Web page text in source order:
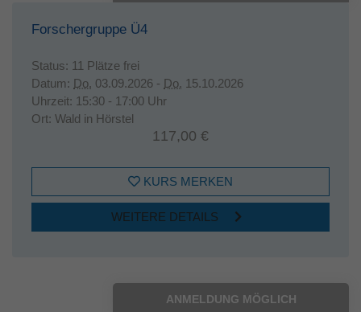
Forschergruppe Ü4
Status: 11 Plätze frei
Datum: Do. 03.09.2026 - Do. 15.10.2026
Uhrzeit: 15:30 - 17:00 Uhr
Ort: Wald in Hörstel
117,00 €
KURS MERKEN
WEITERE DETAILS
ANMELDUNG MÖGLICH